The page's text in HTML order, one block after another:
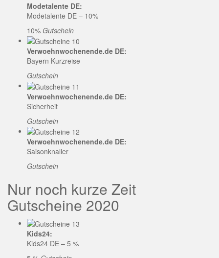
Modetalente DE:
Modetalente DE – 10%
10% Gutschein
Verwoehnwochenende.de DE:
Bayern Kurzreise
Gutschein
Verwoehnwochenende.de DE:
Sicherheit
Gutschein
Verwoehnwochenende.de DE:
Saisonknaller
Gutschein
Nur noch kurze Zeit
Gutscheine 2020
Kids24:
Kids24 DE – 5 %